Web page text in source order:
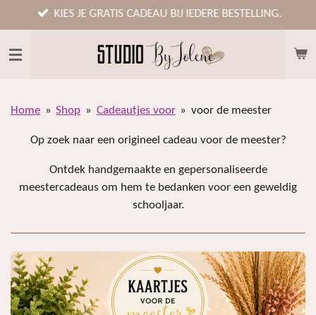
direct
naar
KIES JE GRATIS CADEAU BIJ IEDERE BESTELLING.
Home » Shop » Cadeautjes voor » voor de meester
Op zoek naar een origineel cadeau voor de meester?
Ontdek handgemaakte en gepersonaliseerde
meestercadeaus om hem te bedanken voor een geweldig
schooljaar.